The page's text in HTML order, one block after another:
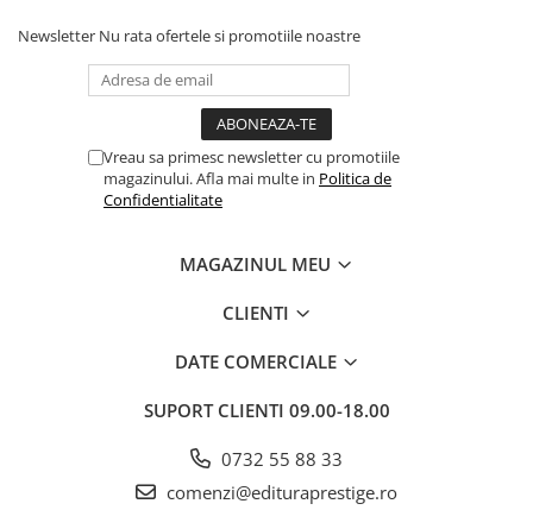
Newsletter Nu rata ofertele si promotiile noastre
Vreau sa primesc newsletter cu promotiile
magazinului. Afla mai multe in Politica de
Confidentialitate
MAGAZINUL MEU
CLIENTI
DATE COMERCIALE
SUPORT CLIENTI 09.00-18.00
0732 55 88 33
comenzi@edituraprestige.ro